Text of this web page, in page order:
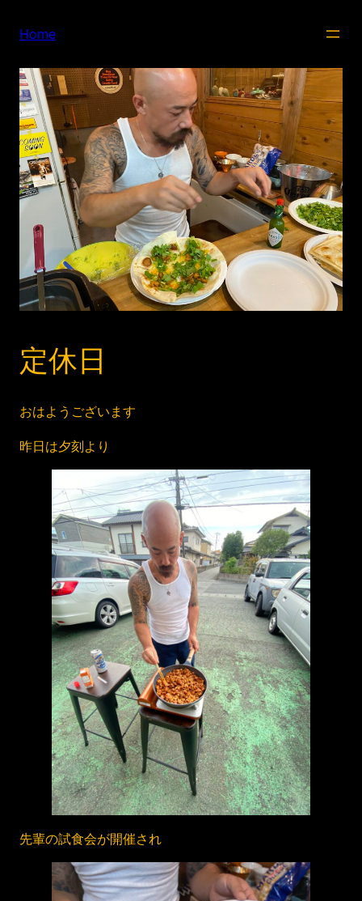
Home
定休日
おはようございます
昨日は夕刻より
先輩の試食会が開催され